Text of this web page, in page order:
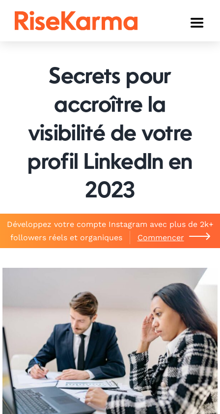
Toggle
TikTok
Twitter (𝕏)
Autres
Secrets pour
accroître la
visibilité de votre
profil LinkedIn en
2023
Développez votre compte Instagram avec plus de 2k+
followers réels et organiques
Commencer